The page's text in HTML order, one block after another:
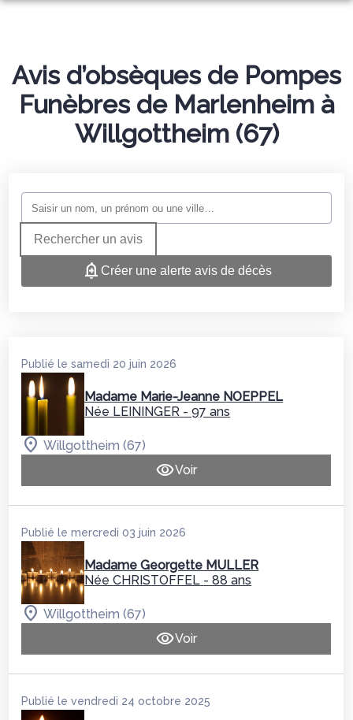
SERVICES AUX FAMILLES
NOTRE AGENCE
NOTRE CHAMBRE FUNERAIRE
Avis d’obsèques de Pompes
Funèbres de Marlenheim à
Willgottheim (67)
Rechercher un avis
Créer une alerte avis de décès
Publié le samedi 20 juin 2026
Madame Marie-Jeanne NOEPPEL
Née LEININGER - 97 ans
Willgottheim (67)
Voir
Publié le mercredi 03 juin 2026
Madame Georgette MULLER
Née CHRISTOFFEL - 88 ans
Willgottheim (67)
Voir
Publié le vendredi 24 octobre 2025